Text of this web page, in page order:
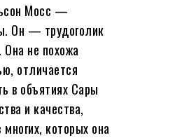
Мосс —
Он — трудоголик
не похожа
отличается
в объятиях Сары
и качества,
которых она